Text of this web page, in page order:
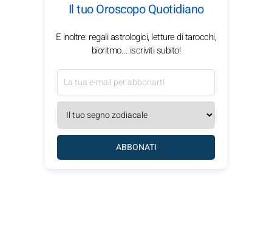
Il tuo Oroscopo Quotidiano
E inoltre: regali astrologici, letture di tarocchi,
bioritmo... iscriviti subito!
ABBONATI